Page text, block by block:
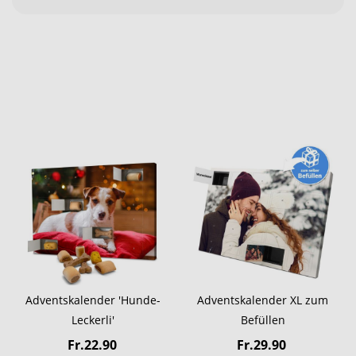
Adventskalender 'Hunde-
Leckerli'
Fr.22.90
Adventskalender XL zum
Befüllen
Fr.29.90